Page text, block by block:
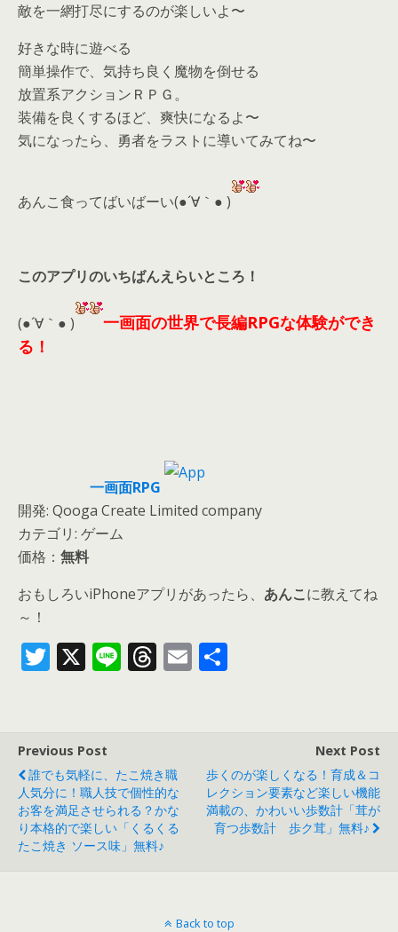
敵を一網打尽にするのが楽しいよ〜
好きな時に遊べる
簡単操作で、気持ち良く魔物を倒せる
放置系アクションＲＰＧ。
装備を良くするほど、爽快になるよ〜
気になったら、勇者をラストに導いてみてね〜
あんこ食ってばいばーい(●´∀｀● )
このアプリのいちばんえらいところ！
(●´∀｀● )
一画面の世界で長編RPGな体験ができ
る！
一画面RPG
開発: Qooga Create Limited company
カテゴリ: ゲーム
価格： 無料
おもしろいiPhoneアプリがあったら、 あんこに教えてね
～！
T
er
X Li T
d
s
E
Previous Post
誰でも気軽に、たこ焼き職
人気分に！職人技で個性的な
お客を満足させられる？かな
り本格的で楽しい「くるくる
たこ焼き ソース味」無料♪
Next Post
歩くのが楽しくなる！育成＆コ
レクション要素など楽しい機能
満載の、かわいい歩数計「茸が
育つ歩数計 歩ク茸」無料♪
Back to top